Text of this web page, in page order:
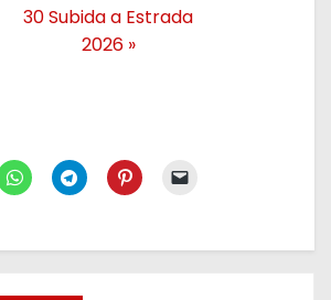
30 Subida a Estrada
2026 »